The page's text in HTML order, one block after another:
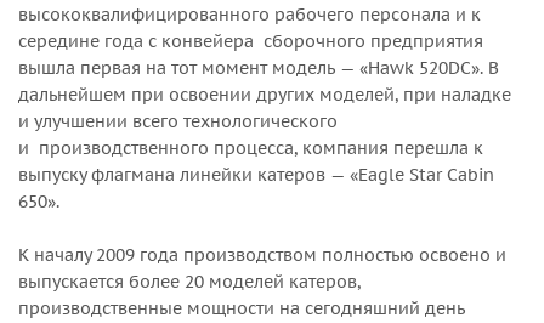
высококвалифицированного рабочего персонала и к
середине года с конвейера сборочного предприятия
вышла первая на тот момент модель — «Hawk 520DC». В
дальнейшем при освоении других моделей, при наладке
и улучшении всего технологического
и производственного процесса, компания перешла к
выпуску флагмана линейки катеров — «Eagle Star Cabin
650».
К началу 2009 года производством полностью освоено и
выпускается более 20 моделей катеров,
производственные мощности на сегодняшний день